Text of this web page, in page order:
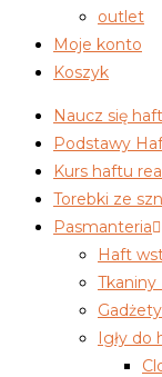
outlet
Moje konto
Koszyk
Naucz się
Podstawy
Kurs haftu
Torebki ze
Pasmanteria
Haft
Igły do